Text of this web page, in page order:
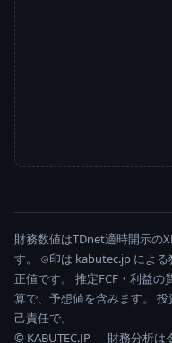
財務数値はTDnet適時開示の
す。 ⊙印は kabutec.jp によ
正値です。 推定FCF・利益
算で、予想値を含みます。
己責任で。
© KABUTEC.JP — 財務分析